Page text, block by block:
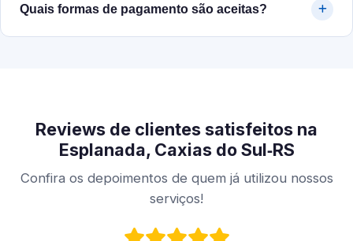
Quais formas de pagamento são aceitas?
Reviews de clientes satisfeitos na
Esplanada, Caxias do Sul‑RS
Confira os depoimentos de quem já utilizou nossos
serviços!